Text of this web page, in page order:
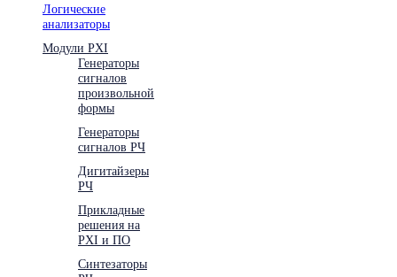
Логические
анализаторы
Модули PXI
Генераторы
сигналов
произвольной
формы
Генераторы
сигналов РЧ
Дигитайзеры
РЧ
Прикладные
решения на
PXI и ПО
Синтезаторы